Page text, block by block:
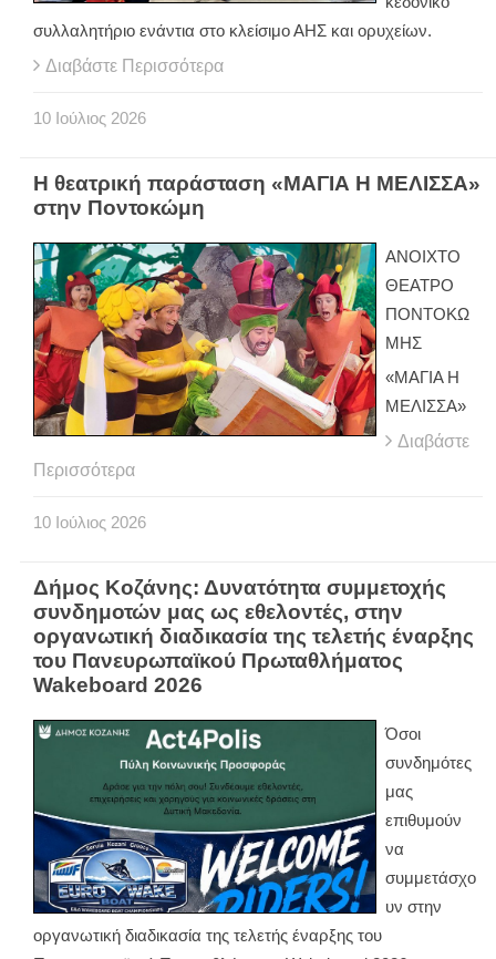
συλλαλητήριο ενάντια στο κλείσιμο ΑΗΣ και ορυχείων.
Διαβάστε Περισσότερα
10 Ιούλιος 2026
Η θεατρική παράσταση «ΜΑΓΙΑ Η ΜΕΛΙΣΣΑ»
στην Ποντοκώμη
ΑΝΟΙΧΤΟ
ΘΕΑΤΡΟ
ΠΟΝΤΟΚΩ
ΜΗΣ
«ΜΑΓΙΑ Η
ΜΕΛΙΣΣΑ»
Διαβάστε
Περισσότερα
10 Ιούλιος 2026
Δήμος Κοζάνης: Δυνατότητα συμμετοχής
συνδημοτών μας ως εθελοντές, στην
οργανωτική διαδικασία της τελετής έναρξης
του Πανευρωπαϊκού Πρωταθλήματος
Wakeboard 2026
Όσοι
συνδημότες
μας
επιθυμούν
να
συμμετάσχο
υν στην
οργανωτική διαδικασία της τελετής έναρξης του